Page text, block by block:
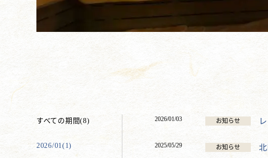
すべての期間(8)
2026/01(1)
2026/01/03 お知らせ
2025/05/29 お知らせ